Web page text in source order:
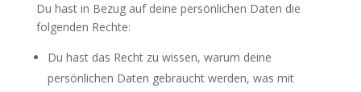
Du hast in Bezug auf deine persönlichen Daten die
folgenden Rechte:
Du hast das Recht zu wissen, warum deine
persönlichen Daten gebraucht werden, was mit